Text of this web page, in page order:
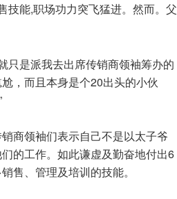
技能,职场功力突飞猛进。然而。父
只是派我去出席传销商领袖筹办的
，而且本身是个20出头的小伙
商领袖们表示自己不是以太子爷
的工作。如此谦虚及勤奋地付出6
售、管理及培训的技能。